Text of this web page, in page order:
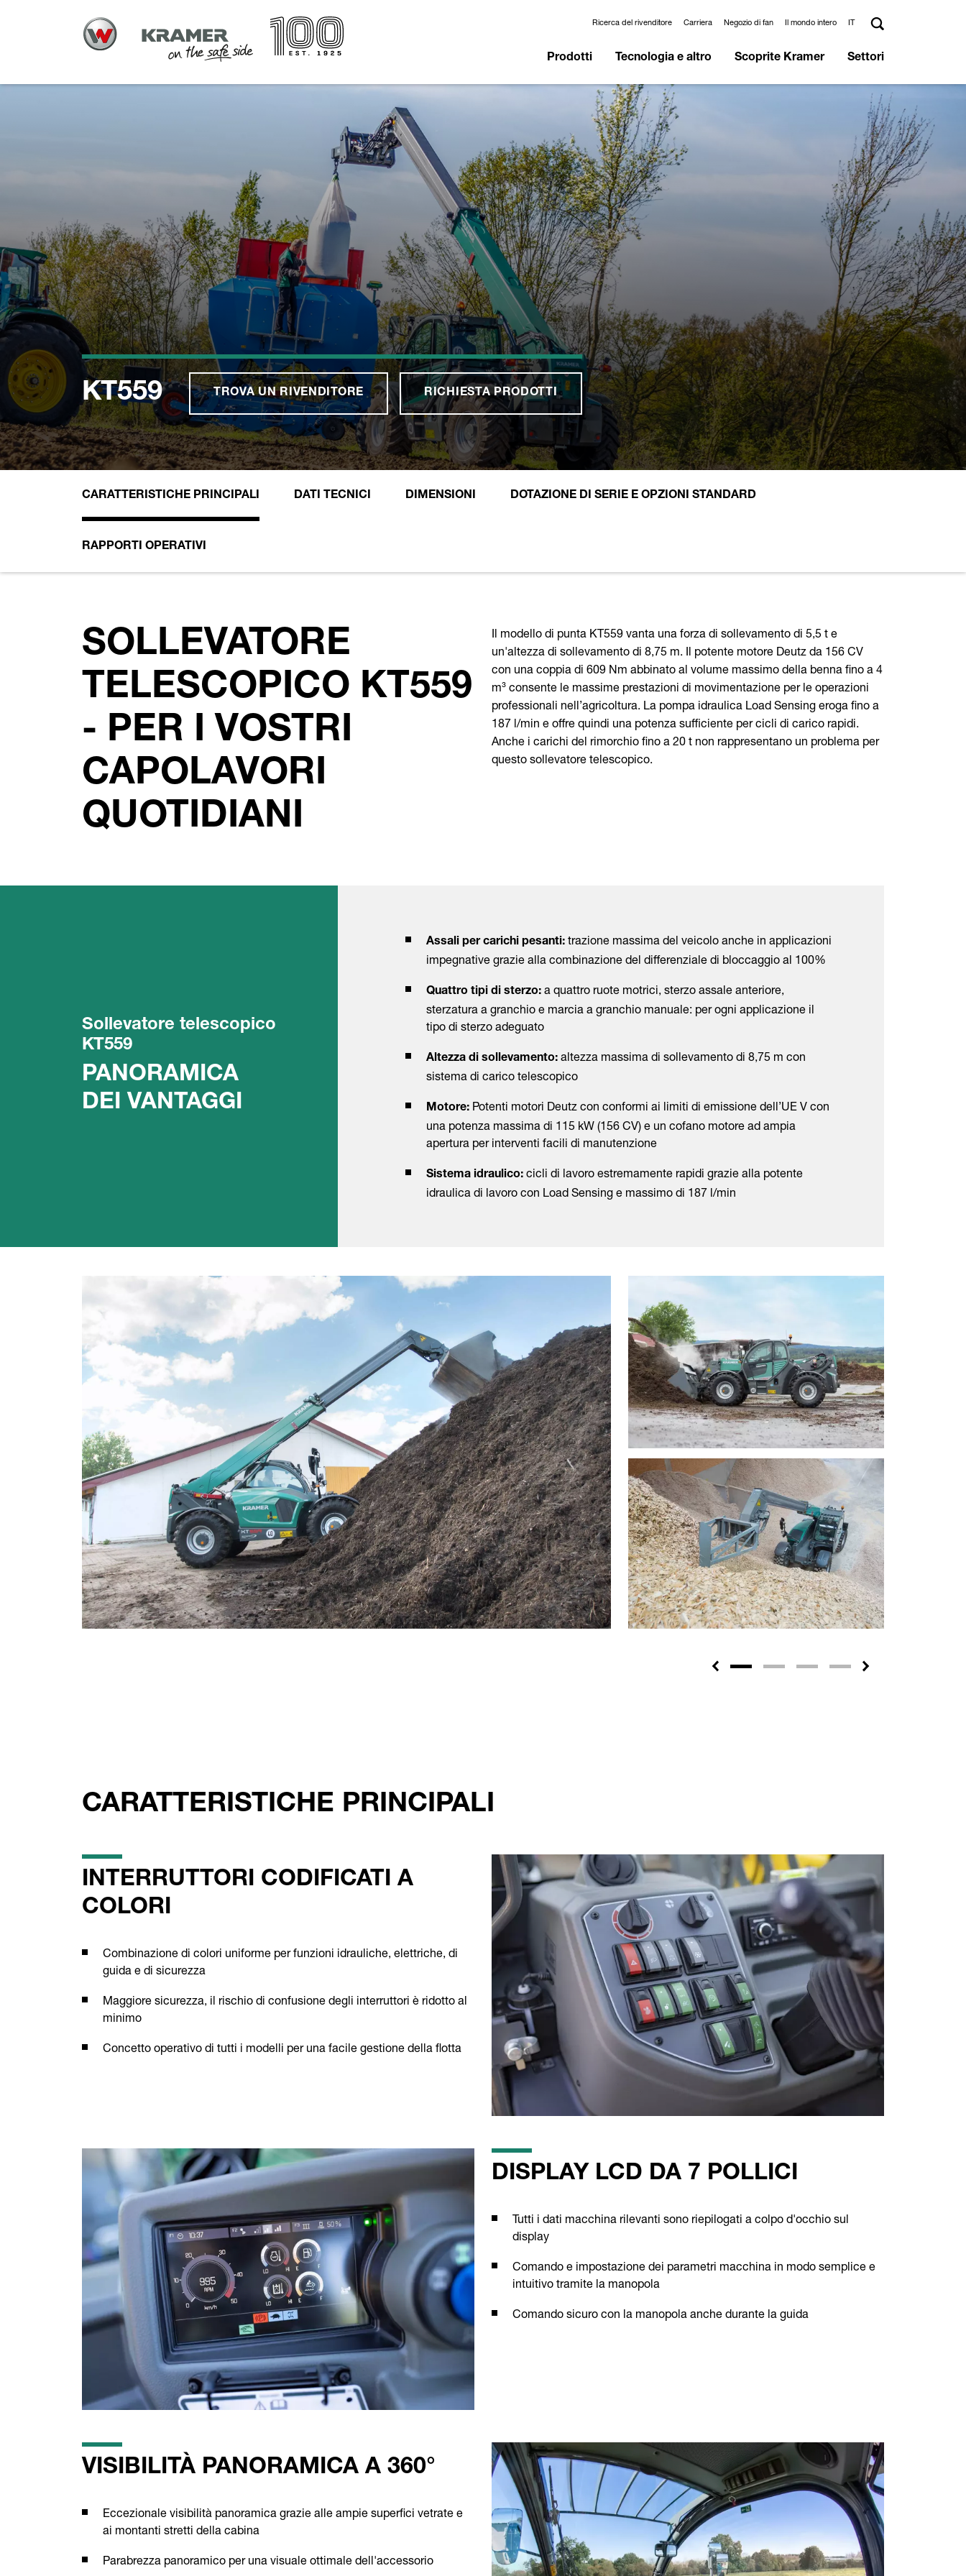
Ricerca del rivenditore Carriera Negozio di fan Il mondo intero IT
Prodotti Tecnologia e altro Scoprite Kramer Settori
KT559 TROVA UN RIVENDITORE RICHIESTA PRODOTTI
CARATTERISTICHE PRINCIPALI DATI TECNICI DIMENSIONI DOTAZIONE DI SERIE E OPZIONI STANDARD
RAPPORTI OPERATIVI
SOLLEVATORE
TELESCOPICO KT559
- PER I VOSTRI
CAPOLAVORI
QUOTIDIANI
Il modello di punta KT559 vanta una forza di sollevamento di 5,5 t e
un'altezza di sollevamento di 8,75 m. Il potente motore Deutz da 156 CV
con una coppia di 609 Nm abbinato al volume massimo della benna fino a 4
m³ consente le massime prestazioni di movimentazione per le operazioni
professionali nell’agricoltura. La pompa idraulica Load Sensing eroga fino a
187 l/min e offre quindi una potenza sufficiente per cicli di carico rapidi.
Anche i carichi del rimorchio fino a 20 t non rappresentano un problema per
questo sollevatore telescopico.
Sollevatore telescopico
KT559
PANORAMICA
DEI VANTAGGI
Assali per carichi pesanti: trazione massima del veicolo anche in applicazioni
impegnative grazie alla combinazione del differenziale di bloccaggio al 100%
Quattro tipi di sterzo: a quattro ruote motrici, sterzo assale anteriore,
sterzatura a granchio e marcia a granchio manuale: per ogni applicazione il
tipo di sterzo adeguato
Altezza di sollevamento: altezza massima di sollevamento di 8,75 m con
sistema di carico telescopico
Motore: Potenti motori Deutz con conformi ai limiti di emissione dell’UE V con
una potenza massima di 115 kW (156 CV) e un cofano motore ad ampia
apertura per interventi facili di manutenzione
Sistema idraulico: cicli di lavoro estremamente rapidi grazie alla potente
idraulica di lavoro con Load Sensing e massimo di 187 l/min
Previous Next
CARATTERISTICHE PRINCIPALI
INTERRUTTORI CODIFICATI A
COLORI
Combinazione di colori uniforme per funzioni idrauliche, elettriche, di
guida e di sicurezza
Maggiore sicurezza, il rischio di confusione degli interruttori è ridotto al
minimo
Concetto operativo di tutti i modelli per una facile gestione della flotta
DISPLAY LCD DA 7 POLLICI
Tutti i dati macchina rilevanti sono riepilogati a colpo d'occhio sul
display
Comando e impostazione dei parametri macchina in modo semplice e
intuitivo tramite la manopola
Comando sicuro con la manopola anche durante la guida
VISIBILITÀ PANORAMICA A 360°
Eccezionale visibilità panoramica grazie alle ampie superfici vetrate e
ai montanti stretti della cabina
Parabrezza panoramico per una visuale ottimale dell'accessorio